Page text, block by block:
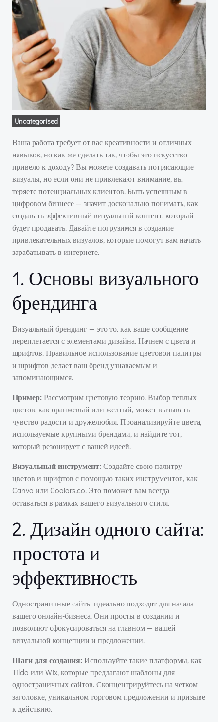
Uncategorised
Ваша работа требует от вас креативности и отличных
навыков, но как же сделать так, чтобы это искусство
привело к доходу? Вы можете создавать потрясающие
визуалы, но если они не привлекают внимание, вы
теряете потенциальных клиентов. Быть успешным в
цифровом бизнесе — значит досконально понимать, как
создавать эффективный визуальный контент, который
будет продавать. Давайте погрузимся в создание
привлекательных визуалов, которые помогут вам начать
зарабатывать в интернете.
1. Основы визуального
брендинга
Визуальный брендинг — это то, как ваше сообщение
переплетается с элементами дизайна. Начнем с цвета и
шрифтов. Правильное использование цветовой палитры
и шрифтов делает ваш бренд узнаваемым и
запоминающимся.
Пример:Рассмотрим цветовую теорию. Выбор теплых
цветов, как оранжевый или желтый, может вызывать
чувство радости и дружелюбия. Проанализируйте цвета,
используемые крупными брендами, и найдите тот,
который резонирует с вашей идеей.
Визуальный инструмент:Создайте свою палитру
цветов и шрифтов с помощью таких инструментов, как
Canva или Coolors.co. Это поможет вам всегда
оставаться в рамках вашего визуального стиля.
2. Дизайн одного сайта:
простота и
эффективность
Одностраничные сайты идеально подходят для начала
вашего онлайн-бизнеса. Они просты в создании и
позволяют сфокусироваться на главном — вашей
визуальной концепции и предложении.
Шаги для создания:Используйте такие платформы, как
Tilda или Wix, которые предлагают шаблоны для
одностраничных сайтов. Сконцентрируйтесь на четком
заголовке, уникальном торговом предложении и призыве
к действию.